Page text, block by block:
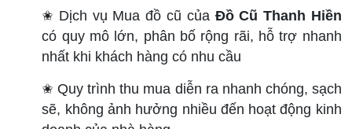
✬ Dịch vụ Mua đồ cũ của Đồ Cũ Thanh Hiền
có quy mô lớn, phân bố rộng rãi, hỗ trợ nhanh
nhất khi khách hàng có nhu cầu
✬ Quy trình thu mua diễn ra nhanh chóng, sạch
sẽ, không ảnh hưởng nhiều đến hoạt động kinh